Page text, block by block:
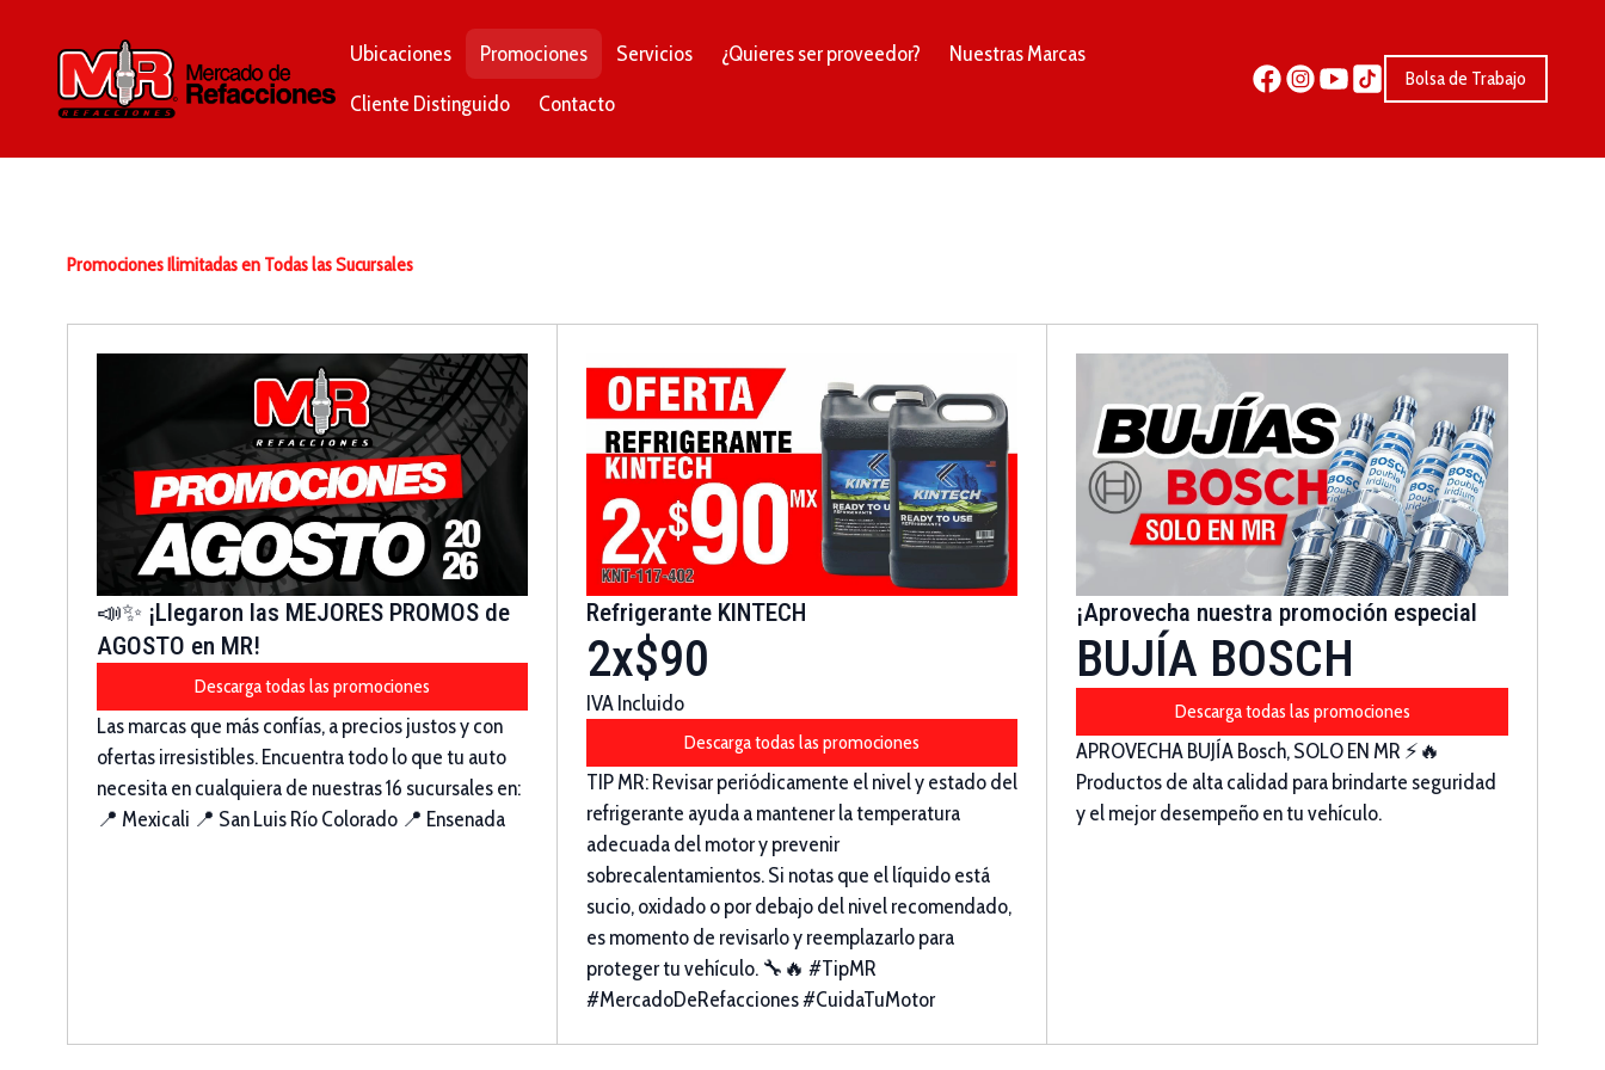
Ubicaciones Promociones Servicios ¿Quieres ser proveedor?
Nuestras Marcas
Cliente Distinguido
Contacto
Bolsa de Trabajo
Promociones Ilimitadas en Todas las Sucursales
📣✨ ¡Llegaron las MEJORES PROMOS de
AGOSTO en MR!
Descarga todas las promociones
Las marcas que más confías, a precios justos y con
ofertas irresistibles. Encuentra todo lo que tu auto
necesita en cualquiera de nuestras 16 sucursales en:
📍 Mexicali 📍 San Luis Río Colorado 📍 Ensenada
Refrigerante KINTECH
2x$90
IVA Incluido
Descarga todas las promociones
TIP MR: Revisar periódicamente el nivel y estado del
refrigerante ayuda a mantener la temperatura
adecuada del motor y prevenir
sobrecalentamientos. Si notas que el líquido está
sucio, oxidado o por debajo del nivel recomendado,
es momento de revisarlo y reemplazarlo para
proteger tu vehículo. 🔧🔥 #TipMR
#MercadoDeRefacciones #CuidaTuMotor
¡Aprovecha nuestra promoción especial
BUJÍA BOSCH
Descarga todas las promociones
APROVECHA BUJÍA Bosch, SOLO EN MR ⚡🔥
Productos de alta calidad para brindarte seguridad
y el mejor desempeño en tu vehículo.